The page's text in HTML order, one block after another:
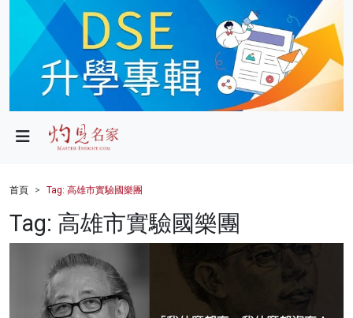
政局
財經
健康
商業
科技
首頁 Tag: 高雄市實驗國樂團
Tag: 高雄市實驗國樂團